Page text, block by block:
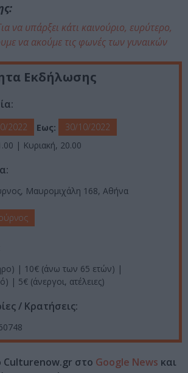
να υπάρξει κάτι καινούριο, ευρύτερο,
να ακούμε τις φωνές των γυναικών
Εκδήλωσης
2022 Εως:
30/10/2022
| Κυριακή, 20.00
Μαυρομιχάλη 168, Αθήνα
| 10€ (άνω των 65 ετών) |
| 5€ (άνεργοι, ατέλειες)
/ Κρατήσεις:
Culturenow.gr στο Google News και